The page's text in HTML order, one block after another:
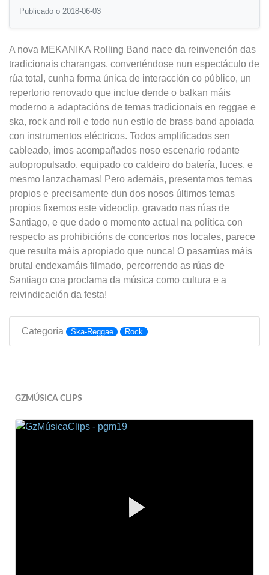
Publicado o 2018-06-03
A nova MEKANIKA Rolling Band nace da reinvención das
tradicionais charangas, converténdose nun espectáculo de
rúa total, cunha forma única de interacción co público, un
repertorio renovado que inclue dende o balkan máis
moderno a adaptacións de temas tradicionais en reggae e
ska, rock and roll e todo nun estilo de brass band apoiada
con instrumentos eléctricos. Todos amplificados sen
cableado, imos acompañados noso escenario rodante
autopropulsado, equipado co caldeiro do batería, luces, e
mesmo lanzachamas! Pero ademáis, presentamos temas
propios e precisamente dun dos nosos últimos temas
propios fixemos este videoclip, gravado nas rúas de
Santiago, e que dado o momento actual na política con
respecto as prohibicións de concertos nos locales, parece
que resulta máis apropiado que nunca! O pasarrúas máis
brutal endexamáis filmado, percorrendo as rúas de
Santiago coa proclama da música como cultura e a
reivindicación da festa!
Categoría Ska-Reggae Rock
GZMÚSICA CLIPS